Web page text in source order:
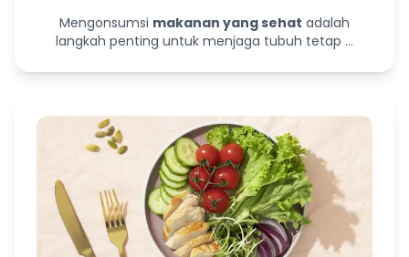
Mengonsumsi makanan yang sehat adalah
langkah penting untuk menjaga tubuh tetap ...